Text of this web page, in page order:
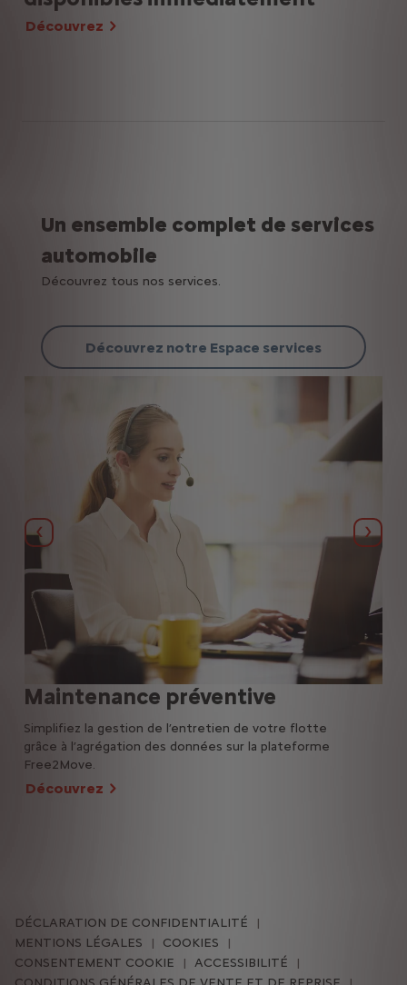
Découvrez
Un ensemble complet de services
automobile
Découvrez tous nos services.
Découvrez notre Espace services
Précédent
Maintenance préventive
Simplifiez la gestion de l’entretien de votre flotte
grâce à l’agrégation des données sur la plateforme
Free2Move.
Découvrez
DÉCLARATION DE CONFIDENTIALITÉ
MENTIONS LÉGALES
COOKIES
CONSENTEMENT COOKIE
ACCESSIBILITÉ